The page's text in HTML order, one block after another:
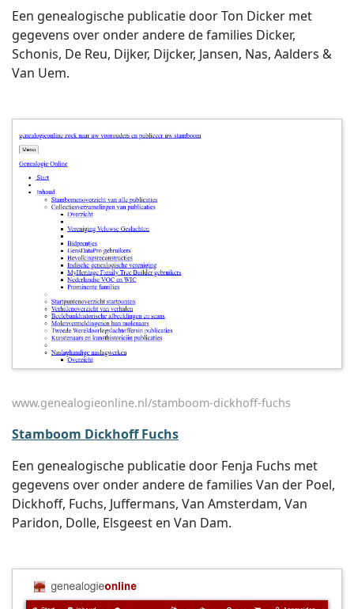
Een genealogische publicatie door Ton Dicker met
gegevens over onder andere de families Dicker,
Schonis, De Reu, Dijker, Dijcker, Jansen, Nas, Aalders &
Van Uem.
www.genealogieonline.nl/stamboom-dickhoff-fuchs
Stamboom Dickhoff Fuchs
Een genealogische publicatie door Fenja Fuchs met
gegevens over onder andere de families Van der Poel,
Dickhoff, Fuchs, Juffermans, Van Amsterdam, Van
Paridon, Dolle, Elsgeest en Van Dam.